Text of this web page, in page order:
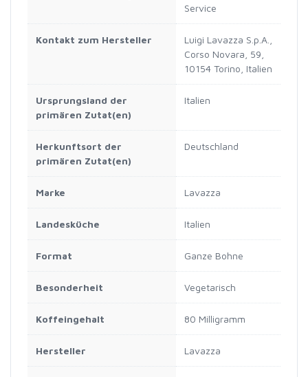
Service
Kontakt zum Hersteller
‎Luigi Lavazza S.p.A.,
Corso Novara, 59,
10154 Torino, Italien
Ursprungsland der
primären Zutat(en)
‎Italien
Herkunftsort der
primären Zutat(en)
‎Deutschland
Marke ‎Lavazza
Landesküche ‎Italien
Format ‎Ganze Bohne
Besonderheit ‎Vegetarisch
Koffeingehalt ‎80 Milligramm
Hersteller ‎Lavazza